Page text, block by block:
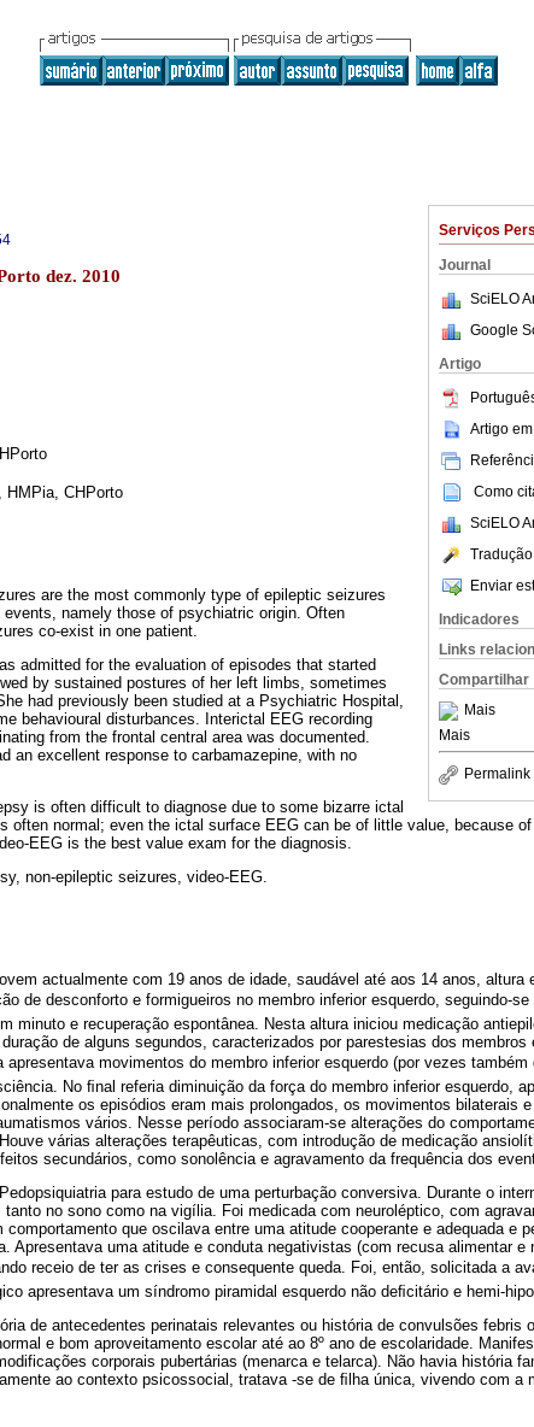
Serviços
Journal
SciELO
Google
Artigo
Artigo em
Como
SciELO
Enviar
Indicadores
Links
Compartilhar
Mais
Mais
Permalink
dez. 2010
HMPia, CHPorto
are the most commonly type of epileptic seizures
namely those of psychiatric origin. Often
co-exist in one patient.
admitted for the evaluation of episodes that started
by sustained postures of her left limbs, sometimes
had previously been studied at a Psychiatric Hospital,
behavioural disturbances. Interictal EEG recording
from the frontal central area was documented.
an excellent response to carbamazepine, with no
is often difficult to diagnose due to some bizarre ictal
often normal; even the ictal surface EEG can be of little value, because
EEG is the best value exam for the diagnosis.
non-epileptic seizures, video-EEG.
actualmente com 19 anos de idade, saudável até aos 14 anos, altura
de desconforto e formigueiros no membro inferior esquerdo, seguindo-
minuto e recuperação espontânea. Nesta altura iniciou medicação
de alguns segundos, caracterizados por parestesias dos membros
apresentava movimentos do membro inferior esquerdo (por vezes
No ﬁnal referia diminuição da força do membro inferior esquerdo,
os episódios eram mais prolongados, os movimentos bilaterais
vários. Nesse período associaram-se alterações do
várias alterações terapêuticas, com introdução de medicação
secundários, como sonolência e agravamento da frequência dos
para estudo de uma perturbação conversiva. Durante o
no sono como na vigília. Foi medicada com neuroléptico, com
que oscilava entre uma atitude cooperante e adequada e
Apresentava uma atitude e conduta negativistas (com recusa alimentar e
receio de ter as crises e consequente queda. Foi, então, solicitada a
apresentava um síndromo piramidal esquerdo não deﬁcitário e hemi-
de antecedentes perinatais relevantes ou história de convulsões febris
e bom aproveitamento escolar até ao 8º ano de escolaridade.
corporais pubertárias (menarca e telarca). Não havia história
ao contexto psicossocial, tratava -se de ﬁlha única, vivendo com a